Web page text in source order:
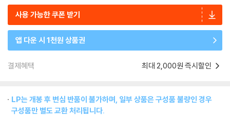
사용 가능한 쿠폰 받기
앱 다운 시 1천원 상품권
결제혜택 최대 2,000원 즉시할인
LP는 개봉 후 변심 반품이 불가하며, 일부 상품은 구성품 불량인 경우
구성품만 별도 교환 처리됩니다.